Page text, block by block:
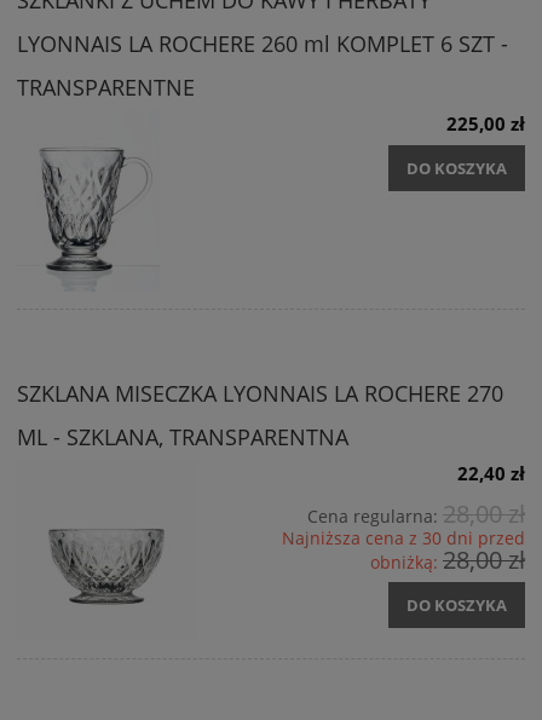
LYONNAIS LA ROCHERE 260 ml KOMPLET 6 SZT -
TRANSPARENTNE
225,00 zł
DO KOSZYKA
SZKLANA MISECZKA LYONNAIS LA ROCHERE 270
ML - SZKLANA, TRANSPARENTNA
22,40 zł
Cena regularna: 28,00 zł
Najniższa cena z 30 dni przed
obniżką: 28,00 zł
DO KOSZYKA